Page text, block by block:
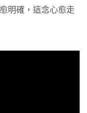
明確，這念心愈走